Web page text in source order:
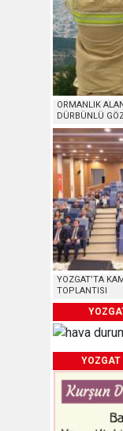
ORMANLIK
DÜRBÜNLÜ
YOZGAT’TA
TOPLANTISI